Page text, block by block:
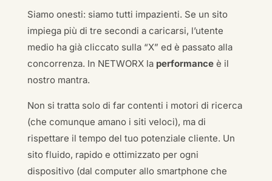
Siamo onesti: siamo tutti impazienti. Se un sito
impiega più di tre secondi a caricarsi, l’utente
medio ha già cliccato sulla “X” ed è passato alla
concorrenza. In NETWORX la performanceè il
nostro mantra.
Non si tratta solo di far contenti i motori di ricerca
(che comunque amano i siti veloci), ma di
rispettare il tempo del tuo potenziale cliente. Un
sito fluido, rapido e ottimizzato per ogni
dispositivo (dal computer allo smartphone che